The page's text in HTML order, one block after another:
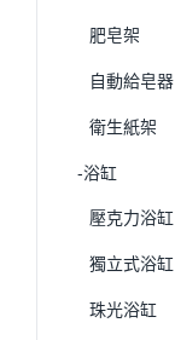
肥皂架
自動給皂器
衛生紙架
-浴缸
壓克力浴缸
獨立式浴缸
珠光浴缸